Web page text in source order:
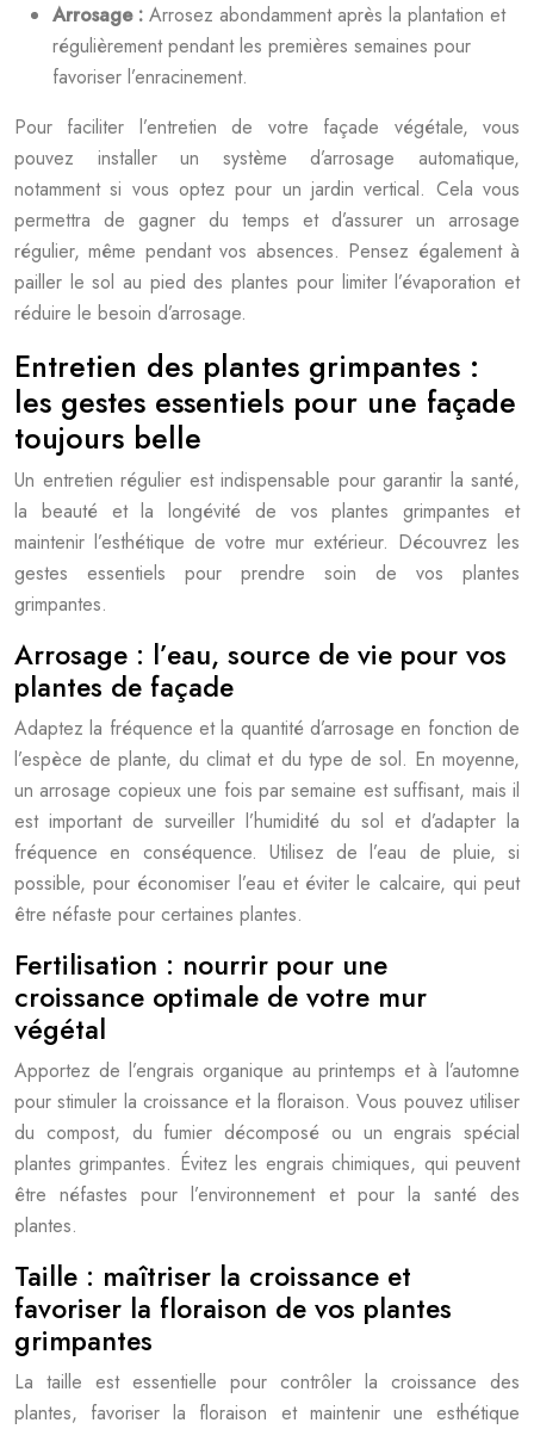
Arrosage : Arrosez abondamment après la plantation et
régulièrement pendant les premières semaines pour
favoriser l’enracinement.
Pour faciliter l’entretien de votre façade végétale, vous
pouvez installer un système d’arrosage automatique,
notamment si vous optez pour un jardin vertical. Cela vous
permettra de gagner du temps et d’assurer un arrosage
régulier, même pendant vos absences. Pensez également à
pailler le sol au pied des plantes pour limiter l’évaporation et
réduire le besoin d’arrosage.
Entretien des plantes grimpantes :
les gestes essentiels pour une façade
toujours belle
Un entretien régulier est indispensable pour garantir la santé,
la beauté et la longévité de vos plantes grimpantes et
maintenir l’esthétique de votre mur extérieur. Découvrez les
gestes essentiels pour prendre soin de vos plantes
grimpantes.
Arrosage : l’eau, source de vie pour vos
plantes de façade
Adaptez la fréquence et la quantité d’arrosage en fonction de
l’espèce de plante, du climat et du type de sol. En moyenne,
un arrosage copieux une fois par semaine est suffisant, mais il
est important de surveiller l’humidité du sol et d’adapter la
fréquence en conséquence. Utilisez de l’eau de pluie, si
possible, pour économiser l’eau et éviter le calcaire, qui peut
être néfaste pour certaines plantes.
Fertilisation : nourrir pour une
croissance optimale de votre mur
végétal
Apportez de l’engrais organique au printemps et à l’automne
pour stimuler la croissance et la floraison. Vous pouvez utiliser
du compost, du fumier décomposé ou un engrais spécial
plantes grimpantes. Évitez les engrais chimiques, qui peuvent
être néfastes pour l’environnement et pour la santé des
plantes.
Taille : maîtriser la croissance et
favoriser la floraison de vos plantes
grimpantes
La taille est essentielle pour contrôler la croissance des
plantes, favoriser la floraison et maintenir une esthétique